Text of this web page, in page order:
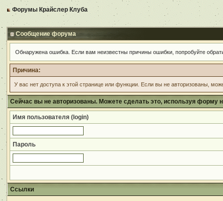
Форумы Крайслер Клуба
Сообщение форума
Обнаружена ошибка. Если вам неизвестны причины ошибки, попробуйте
Причина:
У вас нет доступа к этой странице или функции. Если вы не авторизованы,
Сейчас вы не авторизованы. Можете сделать это, используя форму
Имя пользователя (login)
Пароль
Ссылки